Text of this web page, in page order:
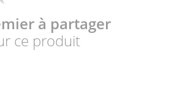
à partager
ce produit